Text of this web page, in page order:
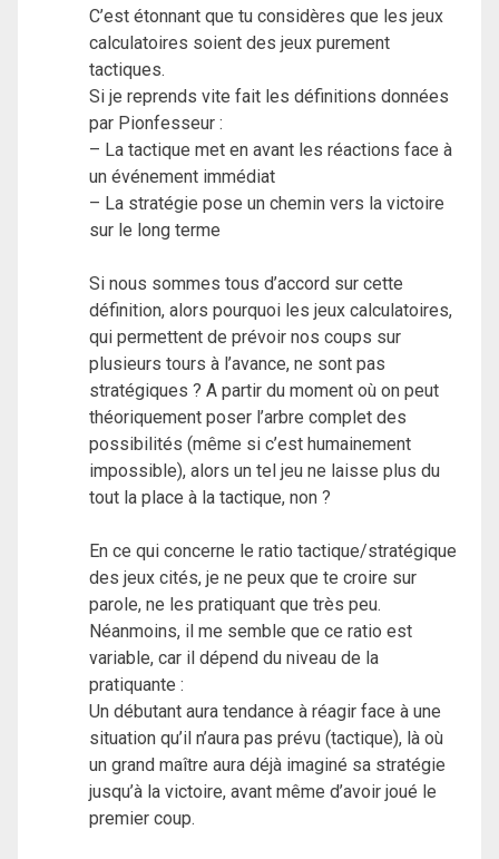
C’est étonnant que tu considères que les jeux
calculatoires soient des jeux purement
tactiques.
Si je reprends vite fait les définitions données
par Pionfesseur :
– La tactique met en avant les réactions face à
un événement immédiat
– La stratégie pose un chemin vers la victoire
sur le long terme
Si nous sommes tous d’accord sur cette
définition, alors pourquoi les jeux calculatoires,
qui permettent de prévoir nos coups sur
plusieurs tours à l’avance, ne sont pas
stratégiques ? A partir du moment où on peut
théoriquement poser l’arbre complet des
possibilités (même si c’est humainement
impossible), alors un tel jeu ne laisse plus du
tout la place à la tactique, non ?
En ce qui concerne le ratio tactique/stratégique
des jeux cités, je ne peux que te croire sur
parole, ne les pratiquant que très peu.
Néanmoins, il me semble que ce ratio est
variable, car il dépend du niveau de la
pratiquante :
Un débutant aura tendance à réagir face à une
situation qu’il n’aura pas prévu (tactique), là où
un grand maître aura déjà imaginé sa stratégie
jusqu’à la victoire, avant même d’avoir joué le
premier coup.